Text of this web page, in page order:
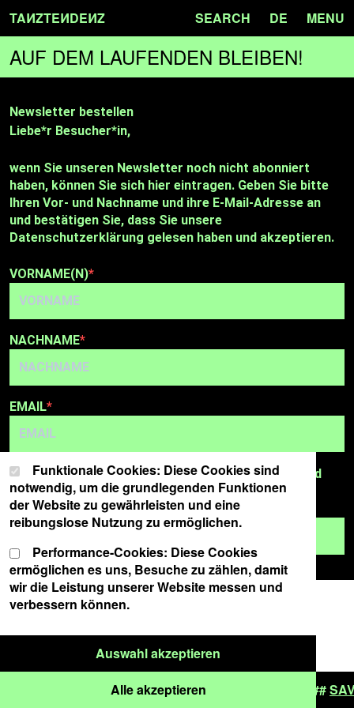
TANZTENDENZ SEARCH DE MENU
5 Jahre neues Haus schwere reiter | Hier klicken ###
AUF DEM LAUFENDEN BLEIBEN!
Newsletter bestellen
Liebe*r Besucher*in,
wenn Sie unseren Newsletter noch nicht abonniert
haben, können Sie sich hier eintragen. Geben Sie bitte
Ihren Vor- und Nachname und ihre E-Mail-Adresse an
und bestätigen Sie, dass Sie unsere
Datenschutzerklärung gelesen haben und akzeptieren.
VORNAME(N)
NACHNAME
EMAIL
*Ich habe dieDatenschutzerklärunggelesen und
akzeptiere.
Cookie-Einstellungen
Wählen Sie Ihre Cookie-Präferenzen für diese Website.
Funktionale Cookies: Diese Cookies sind
notwendig, um die grundlegenden Funktionen
der Website zu gewährleisten und eine
reibungslose Nutzung zu ermöglichen.
Performance-Cookies: Diese Cookies
ermöglichen es uns, Besuche zu zählen, damit
wir die Leistung unserer Website messen und
verbessern können.
Auswahl akzeptieren
Alle akzeptierenAlle Cookies akzeptieren